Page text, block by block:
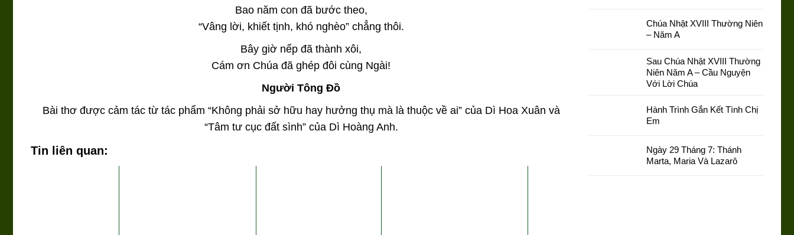
Bao năm con đã bước theo,
“Vâng lời, khiết tịnh, khó nghèo” chẳng thôi.
Bây giờ nếp đã thành xôi,
Cám ơn Chúa đã ghép đôi cùng Ngài!
Người Tông Đồ
Bài thơ được cảm tác từ tác phẩm “Không phải sở hữu hay hưởng thụ mà là thuộc về ai” của Dì Hoa Xuân và
“Tâm tư cục đất sình” của Dì Hoàng Anh.
Tin liên quan:
Chúa Nhật XVIII Thường Niên
– Năm A
Sau Chúa Nhật XVIII Thường
Niên Năm A – Cầu Nguyện
Với Lời Chúa
Hành Trình Gắn Kết Tình Chị
Em
Ngày 29 Tháng 7: Thánh
Marta, Maria Và Lazarô